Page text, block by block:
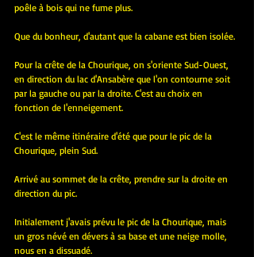
poêle à bois qui ne fume plus.
Que du bonheur, d'autant que la cabane est bien isolée.
Pour la crête de la Chourique, on s'oriente Sud-Ouest,
en direction du lac d'Ansabère que l'on contourne soit
par la gauche ou par la droite. C'est au choix en
fonction de l'enneigement.
C'est le même itinéraire d'été que pour le pic de la
Chourique, plein Sud.
Arrivé au sommet de la crête, prendre sur la droite en
direction du pic.
Initialement j'avais prévu le pic de la Chourique, mais
un gros névé en dévers à sa base et une neige molle,
nous en a dissuadé.